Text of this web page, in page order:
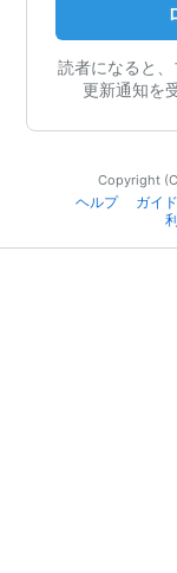
読者になると、
更新通知を
Copyright
ヘルプ
ガイ